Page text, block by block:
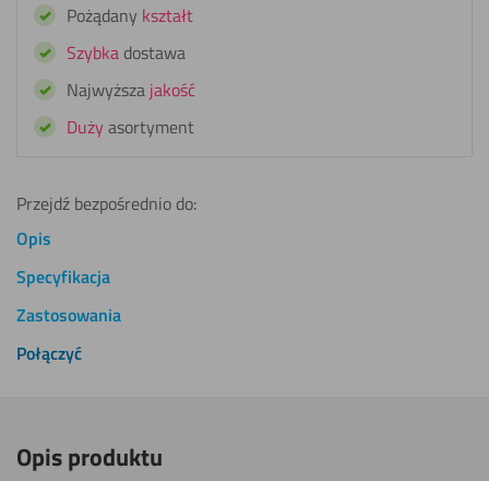
Pożądany kształt
Szybka dostawa
Najwyższa jakość
Dużyasortyment
Przejdź bezpośrednio do:
Opis
Specyfikacja
Zastosowania
Połączyć
Opis produktu